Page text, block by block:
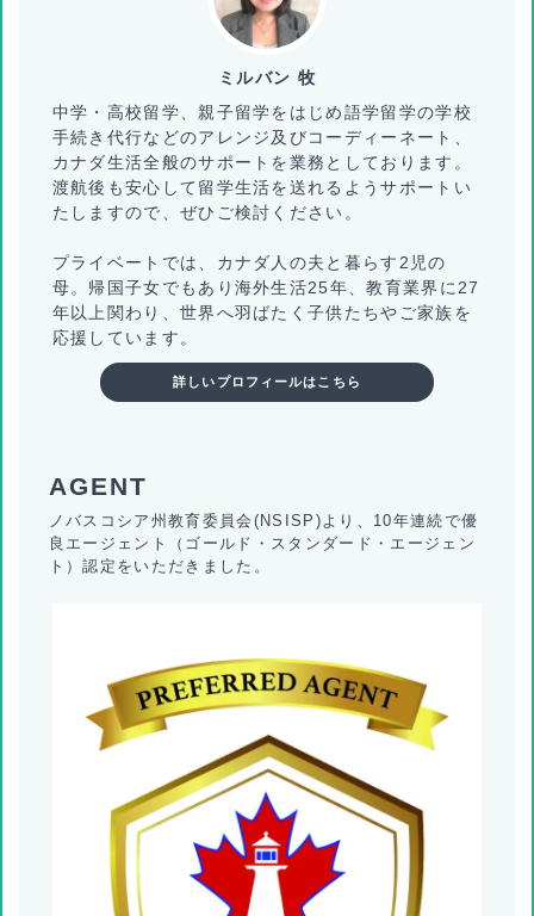
ミルバン 牧
中学・高校留学、親子留学をはじめ語学留学の学校
手続き代行などのアレンジ及びコーディーネート、
カナダ生活全般のサポートを業務としております。
渡航後も安心して留学生活を送れるようサポートい
たしますので、ぜひご検討ください。
プライベートでは、カナダ人の夫と暮らす2児の
母。帰国子女でもあり海外生活25年、教育業界に27
年以上関わり、世界へ羽ばたく子供たちやご家族を
応援しています。
詳しいプロフィールはこちら
ノバスコシア州教育委員会(NSISP)より、10年連続で優
良エージェント（ゴールド・スタンダード・エージェン
ト）認定をいただきました。